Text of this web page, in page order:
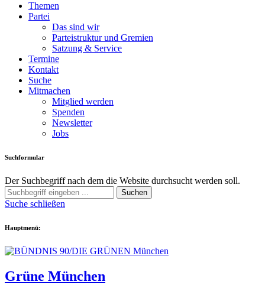
Themen
Partei
Das sind wir
Parteistruktur und Gremien
Satzung & Service
Termine
Kontakt
Suche
Mitmachen
Mitglied werden
Spenden
Newsletter
Jobs
Suchformular
Der Suchbegriff nach dem die Website durchsucht werden soll.
Suchen
Suche schließen
Hauptmenü:
Grüne München